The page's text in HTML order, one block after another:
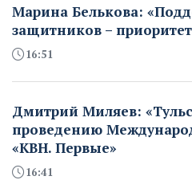
Марина Белькова:
защитников –
16:51
Дмитрий Миляев:
проведению
«КВН. Первые»
16:41